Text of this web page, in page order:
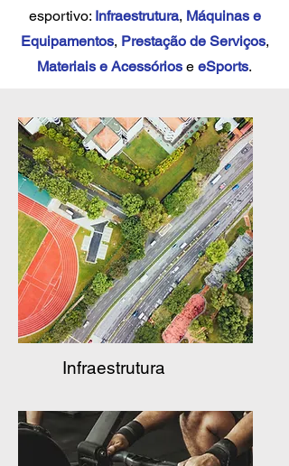
esportivo: Infraestrutura, Máquinas e
Equipamentos, Prestação de Serviços,
Materiais e Acessórios e eSports.
Infraestrutura